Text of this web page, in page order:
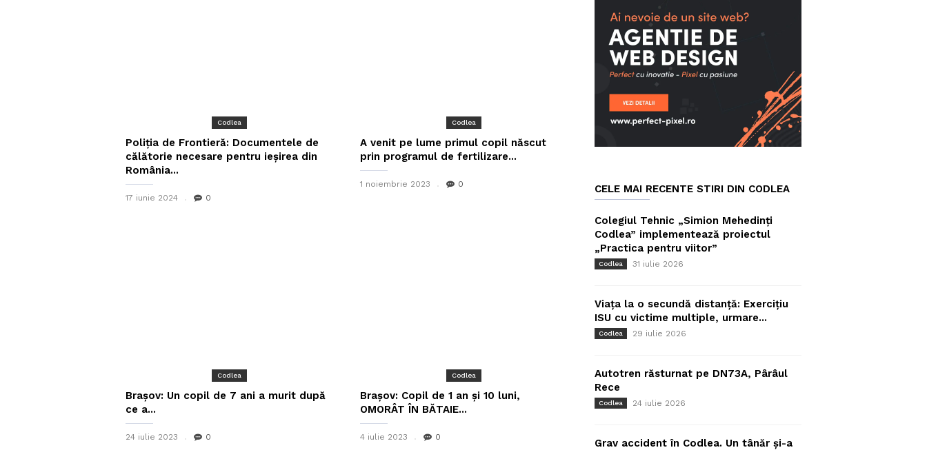
Codlea
Poliţia de Frontieră: Documentele de
călătorie necesare pentru ieșirea din
România...
17 iunie 2024 0
Codlea
A venit pe lume primul copil născut
prin programul de fertilizare...
1 noiembrie 2023 0
Codlea
Brașov: Un copil de 7 ani a murit după
ce a...
24 iulie 2023 0
Codlea
Brașov: Copil de 1 an și 10 luni,
OMORÂT ÎN BĂTAIE...
4 iulie 2023 0
CELE MAI RECENTE STIRI DIN CODLEA
Colegiul Tehnic „Simion Mehedinți
Codlea” implementează proiectul
„Practica pentru viitor”
Codlea 31 iulie 2026
Viața la o secundă distanță: Exercițiu
ISU cu victime multiple, urmare...
Codlea 29 iulie 2026
Autotren răsturnat pe DN73A, Pârâul
Rece
Codlea 24 iulie 2026
Grav accident în Codlea. Un tânăr și-a